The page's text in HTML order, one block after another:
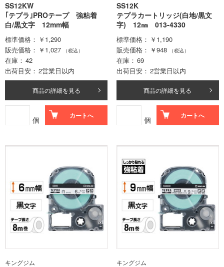
SS12KW
｢テプラ｣PROテープ 強粘着
白/黒文字 12mm幅
標準価格
￥1,290
販売価格
￥1,027 （税込）
在庫
42
出荷目安
2営業日以内
商品の詳細を見る
個 カートへ
SS12K
テプラカートリッジ(白地/黒文
字) 12㎜ 013-4330
標準価格
￥1,190
販売価格
￥948 （税込）
在庫
69
出荷目安
2営業日以内
商品の詳細を見る
個 カートへ
キングジム キングジム